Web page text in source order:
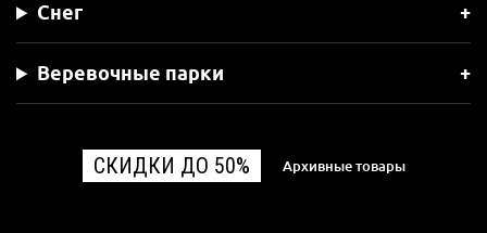
Снег
Веревочные парки
СКИДКИ ДО 50% Архивные товары